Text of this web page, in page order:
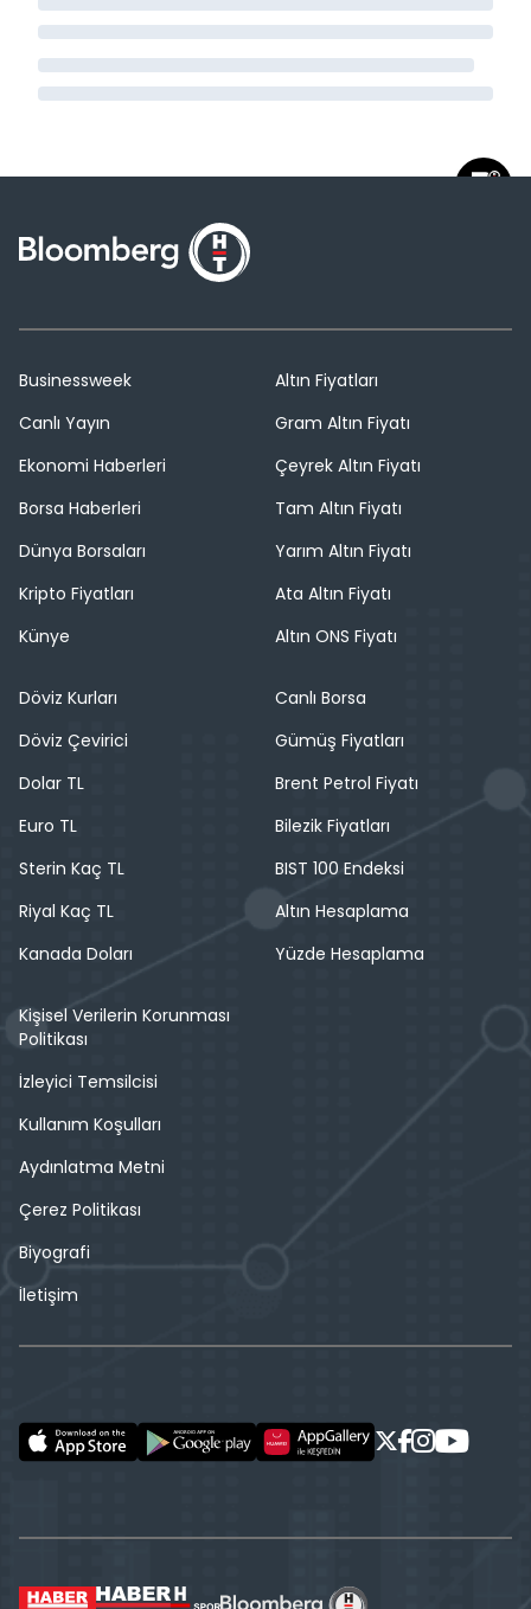
Businessweek
Canlı Yayın
Ekonomi Haberleri
Borsa Haberleri
Dünya Borsaları
Kripto Fiyatları
Künye
Altın Fiyatları
Gram Altın Fiyatı
Çeyrek Altın Fiyatı
Tam Altın Fiyatı
Yarım Altın Fiyatı
Ata Altın Fiyatı
Altın ONS Fiyatı
Döviz Kurları
Döviz Çevirici
Dolar TL
Euro TL
Sterin Kaç TL
Riyal Kaç TL
Kanada Doları
Canlı Borsa
Gümüş Fiyatları
Brent Petrol Fiyatı
Bilezik Fiyatları
BIST 100 Endeksi
Altın Hesaplama
Yüzde Hesaplama
Kişisel Verilerin Korunması
Politikası
İzleyici Temsilcisi
Kullanım Koşulları
Aydınlatma Metni
Çerez Politikası
Biyografi
İletişim